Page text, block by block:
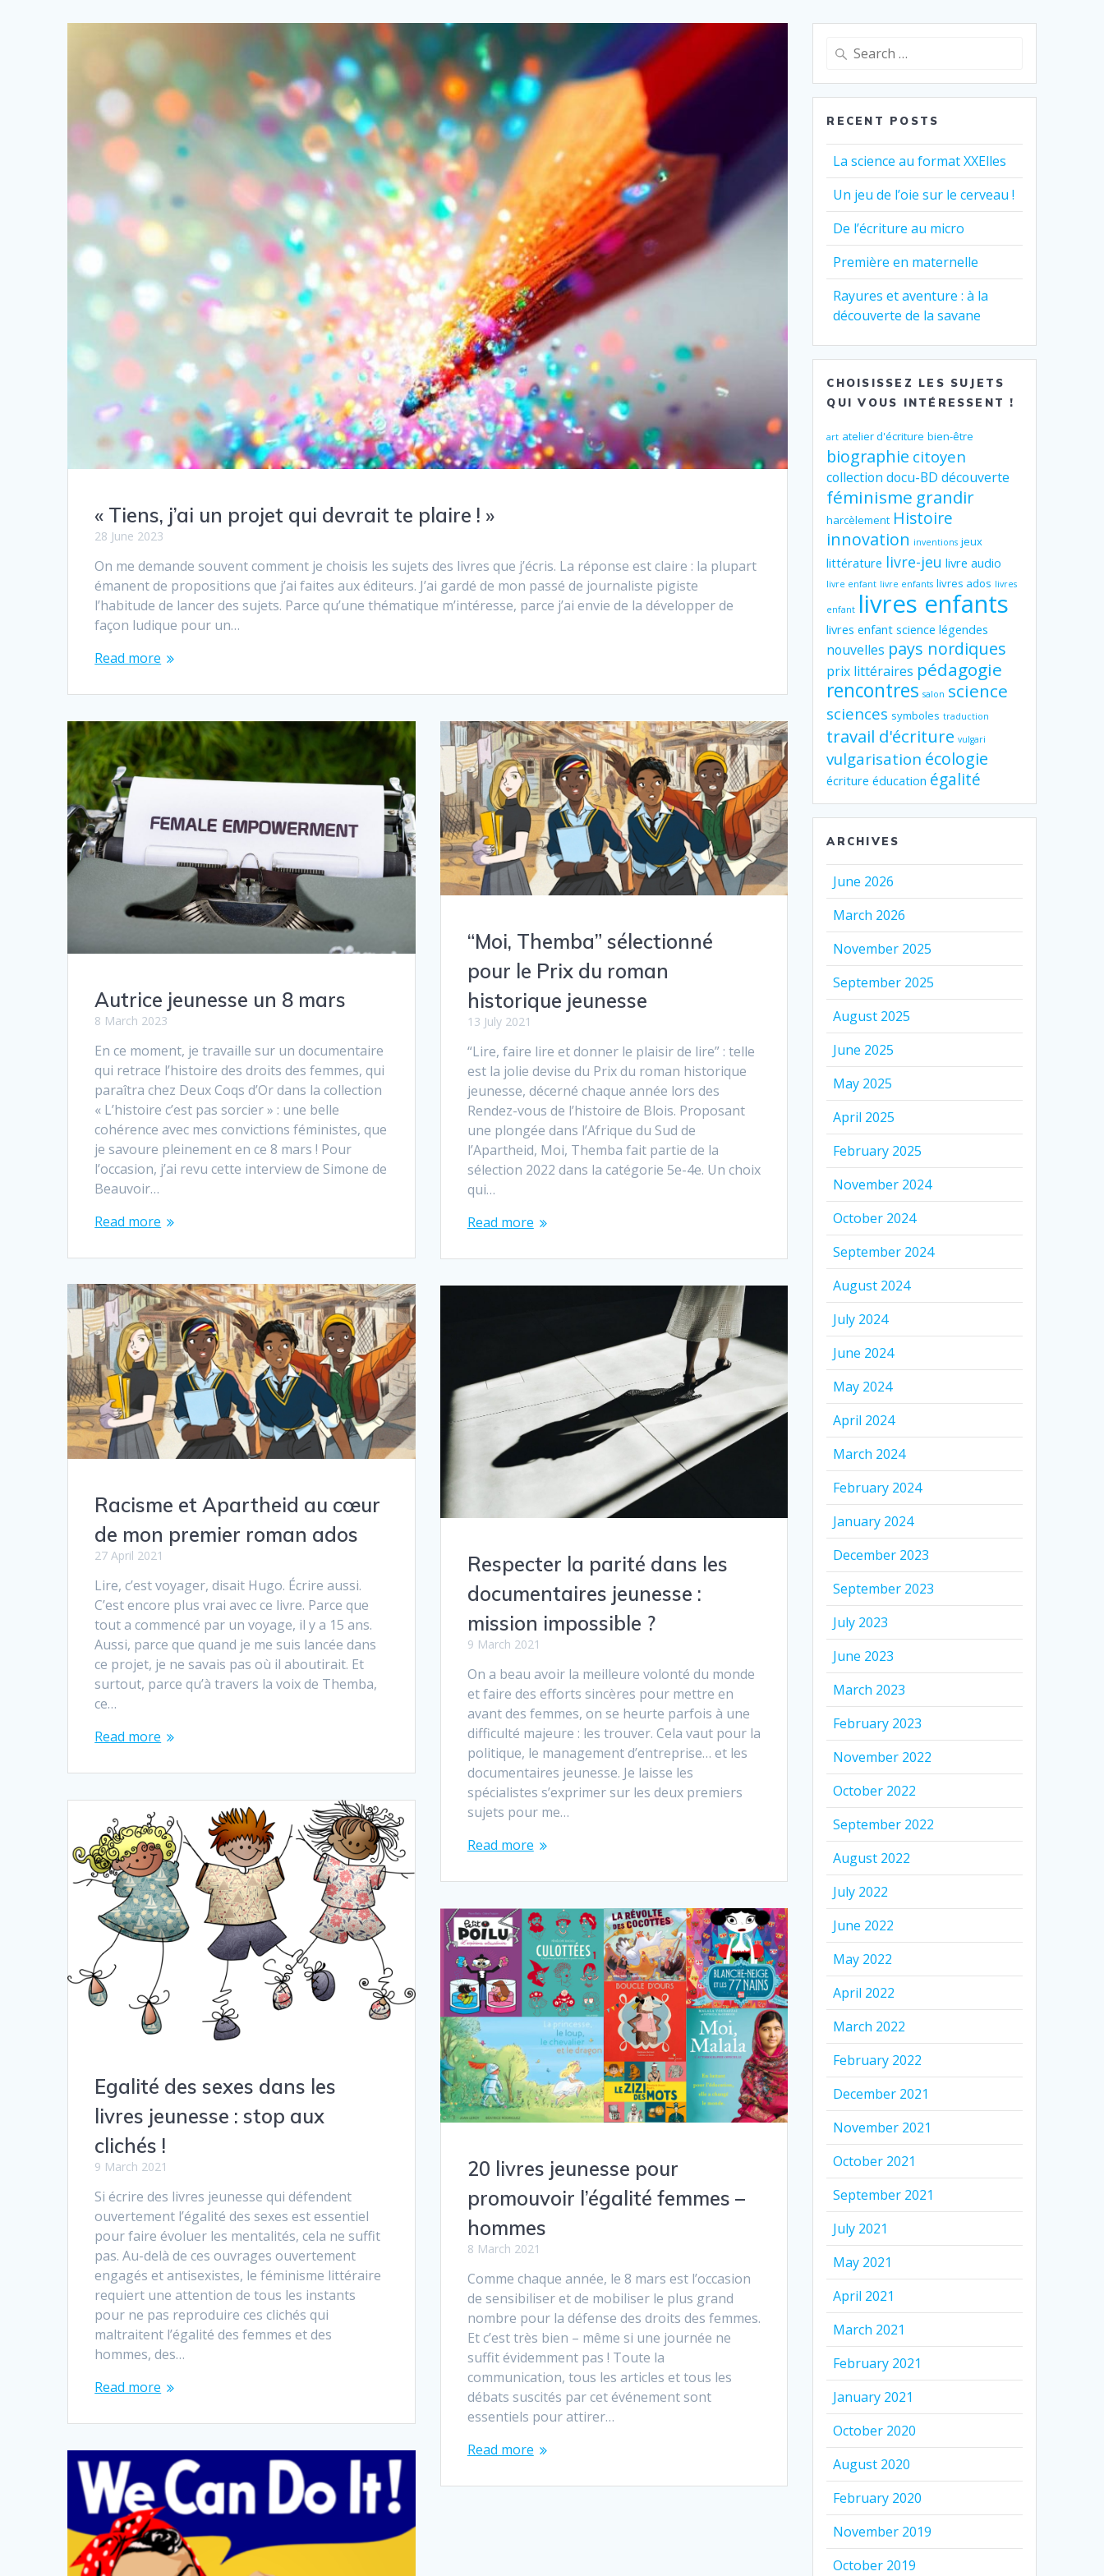
« Tiens, j’ai un projet qui devrait te plaire ! »
28 June 2023
On me demande souvent comment je choisis les sujets des livres que j’écris. La réponse est claire : la plupart
émanent de propositions que j’ai faites aux éditeurs. J’ai gardé de mon passé de journaliste pigiste
l’habitude de lancer des sujets. Parce qu’une thématique m’intéresse, parce j’ai envie de la développer de
façon ludique pour un…
Read more
Autrice jeunesse un 8 mars
8 March 2023
En ce moment, je travaille sur un documentaire
qui retrace l’histoire des droits des femmes, qui
paraîtra chez Deux Coqs d’Or dans la collection
« L’histoire c’est pas sorcier » : une belle
cohérence avec mes convictions féministes, que
je savoure pleinement en ce 8 mars ! Pour
l’occasion, j’ai revu cette interview de Simone de
Beauvoir…
Read more
“Moi, Themba” sélectionné
pour le Prix du roman
historique jeunesse
13 July 2021
“Lire, faire lire et donner le plaisir de lire” : telle
est la jolie devise du Prix du roman historique
jeunesse, décerné chaque année lors des
Rendez-vous de l’histoire de Blois. Proposant
une plongée dans l’Afrique du Sud de
l’Apartheid, Moi, Themba fait partie de la
sélection 2022 dans la catégorie 5e-4e. Un choix
qui…
Read more
Racisme et Apartheid au cœur
de mon premier roman ados
27 April 2021
Lire, c’est voyager, disait Hugo. Écrire aussi.
C’est encore plus vrai avec ce livre. Parce que
tout a commencé par un voyage, il y a 15 ans.
Aussi, parce que quand je me suis lancée dans
ce projet, je ne savais pas où il aboutirait. Et
surtout, parce qu’à travers la voix de Themba,
ce…
Read more
Respecter la parité dans les
documentaires jeunesse :
mission impossible ?
9 March 2021
On a beau avoir la meilleure volonté du monde
et faire des efforts sincères pour mettre en
avant des femmes, on se heurte parfois à une
difficulté majeure : les trouver. Cela vaut pour la
politique, le management d’entreprise… et les
documentaires jeunesse. Je laisse les
spécialistes s’exprimer sur les deux premiers
sujets pour me…
Read more
Egalité des sexes dans les
livres jeunesse : stop aux
clichés !
9 March 2021
Si écrire des livres jeunesse qui défendent
ouvertement l’égalité des sexes est essentiel
pour faire évoluer les mentalités, cela ne suffit
pas. Au-delà de ces ouvrages ouvertement
engagés et antisexistes, le féminisme littéraire
requiert une attention de tous les instants
pour ne pas reproduire ces clichés qui
maltraitent l’égalité des femmes et des
hommes, des…
Read more
20 livres jeunesse pour
promouvoir l’égalité femmes –
hommes
8 March 2021
Comme chaque année, le 8 mars est l’occasion
de sensibiliser et de mobiliser le plus grand
nombre pour la défense des droits des femmes.
Et c’est très bien – même si une journée ne
suffit évidemment pas ! Toute la
communication, tous les articles et tous les
débats suscités par cet événement sont
essentiels pour attirer…
Read more
Search
RECENT POSTS
La science au format XXElles
Un jeu de l’oie sur le cerveau !
De l’écriture au micro
Première en maternelle
Rayures et aventure : à la
découverte de la savane
CHOISISSEZ LES SUJETS
QUI VOUS INTÉRESSENT !
art atelier d'écriture bien-être
biographie citoyen
collection docu-BD découverte
féminisme grandir
harcèlement Histoire
innovation inventions jeux
littérature livre-jeu livre audio
livre enfant livre enfants livres ados livres
enfant livres enfants
livres enfant science légendes
nouvelles pays nordiques
prix littéraires pédagogie
rencontres salon science
sciences symboles traduction
travail d'écriture vulgari
vulgarisation écologie
écriture éducation égalité
ARCHIVES
June 2026
March 2026
November 2025
September 2025
August 2025
June 2025
May 2025
April 2025
February 2025
November 2024
October 2024
September 2024
August 2024
July 2024
June 2024
May 2024
April 2024
March 2024
February 2024
January 2024
December 2023
September 2023
July 2023
June 2023
March 2023
February 2023
November 2022
October 2022
September 2022
August 2022
July 2022
June 2022
May 2022
April 2022
March 2022
February 2022
December 2021
November 2021
October 2021
September 2021
July 2021
May 2021
April 2021
March 2021
February 2021
January 2021
October 2020
August 2020
February 2020
November 2019
October 2019